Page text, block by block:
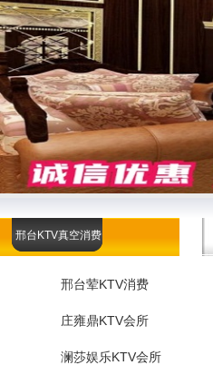
邢台KTV真空消费
邢台荤KTV消费
庄雍鼎KTV会所
澜莎娱乐KTV会所